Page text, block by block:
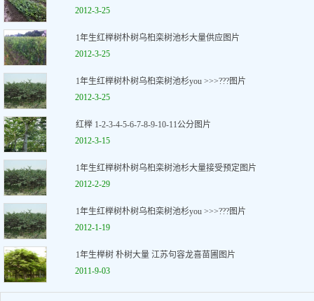
2012-3-25
1年生红榉树朴树乌桕栾树池杉大量供应图片
2012-3-25
1年生红榉树朴树乌桕栾树池杉you >>>???图片
2012-3-25
红榉 1-2-3-4-5-6-7-8-9-10-11公分图片
2012-3-15
1年生红榉树朴树乌桕栾树池杉大量接受预定图片
2012-2-29
1年生红榉树朴树乌桕栾树池杉you >>>???图片
2012-1-19
1年生榉树 朴树大量 江苏句容龙喜苗圃图片
2011-9-03